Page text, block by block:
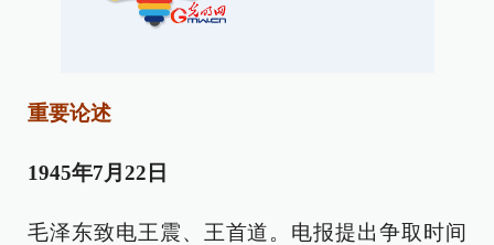
重要论述
1945年7月22日
毛泽东致电王震、王首道。电报提出争取时间